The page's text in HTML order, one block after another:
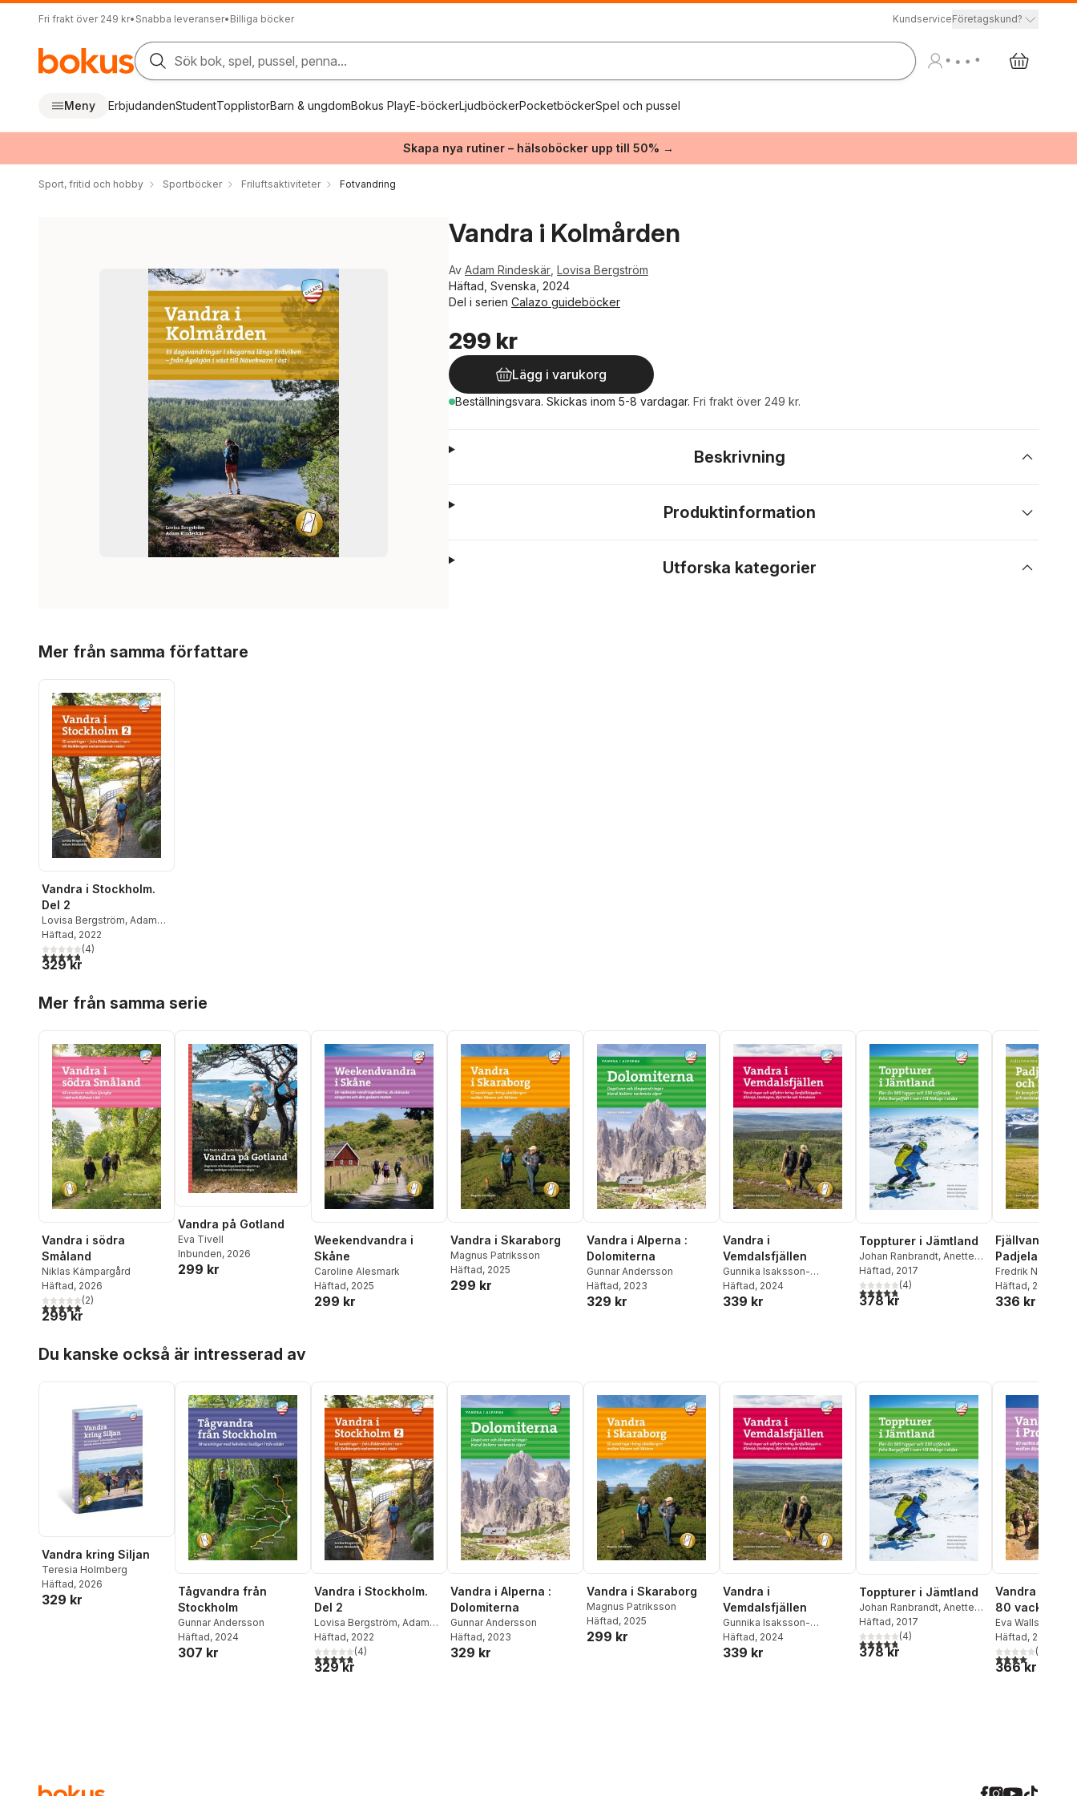
Fri frakt över 249 kr• Snabba leveranser• Billiga böcker KundserviceFöretagskund?
Sök bok, spel, pussel, penna...
Meny ErbjudandenStudentTopplistorBarn & ungdomBokus PlayE-böckerLjudböckerPocketböckerSpel och pussel
Skapa nya rutiner – hälsoböcker upp till 50% →
Sport, fritid och hobby Sportböcker Friluftsaktiviteter Fotvandring
Vandra i Kolmården
Av Adam Rindeskär Lovisa Bergström
Häftad, Svenska, 2024
Del i serien Calazo guideböcker
299 kr
Lägg i varukorg
Beställningsvara. Skickas inom 5-8 vardagar. Fri frakt över 249 kr.
Beskrivning
Produktinformation
Utforska kategorier
Mer från samma författare
Vandra i Stockholm.
Del 2
Lovisa Bergström, Adam
Rindeskär
Häftad, 2022
4,8utav 5 stjärnor. Totalt antal röster:
(4)
329 kr
Mer från samma serie
Vandra i södra
Småland
Niklas Kämpargård
Häftad, 2026
5,0utav 5 stjärnor. Totalt antal röster:
(2)
299 kr
Vandra på Gotland
Eva Tivell
Inbunden, 2026
299 kr
Weekendvandra i
Skåne
Caroline Alesmark
Häftad, 2025
299 kr
Vandra i Skaraborg
Magnus Patriksson
Häftad, 2025
299 kr
Vandra i Alperna :
Dolomiterna
Gunnar Andersson
Häftad, 2023
329 kr
Vandra i
Vemdalsfjällen
Gunnika Isaksson-
Lutteman
Häftad, 2024
339 kr
Toppturer i Jämtland
Johan Ranbrandt, Anette
Andersson,Henrik
Westling,Martin Strömgren
Häftad, 2017
4,8utav 5 stjärnor. Totalt antal röster:
(4)
378 kr
Fjällvandra i
Padjelanta
Sulitelma
Fredrik Neregård
Häftad, 2017
336 kr
Du kanske också är intresserad av
Vandra kring Siljan
Teresia Holmberg
Häftad, 2026
329 kr
Tågvandra från
Stockholm
Gunnar Andersson
Häftad, 2024
307 kr
Vandra i Stockholm.
Del 2
Lovisa Bergström, Adam
Rindeskär
Häftad, 2022
4,8utav 5 stjärnor. Totalt antal röster:
(4)
329 kr
Vandra i Alperna :
Dolomiterna
Gunnar Andersson
Häftad, 2023
329 kr
Vandra i Skaraborg
Magnus Patriksson
Häftad, 2025
299 kr
Vandra i
Vemdalsfjällen
Gunnika Isaksson-
Lutteman
Häftad, 2024
339 kr
Toppturer i Jämtland
Johan Ranbrandt, Anette
Andersson,Henrik
Westling,Martin Strömgren
Häftad, 2017
4,8utav 5 stjärnor. Totalt antal röster:
(4)
378 kr
Vandra i
80 vackra
mellan
Medelhavet
Eva Wallstam
Häftad, 2023
4,0utav 5(
366 kr